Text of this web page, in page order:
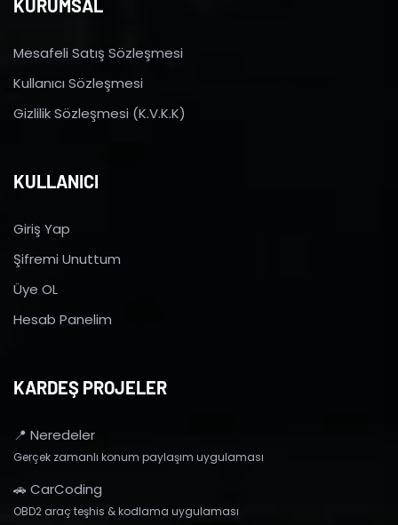
KURUMSAL
Mesafeli Satış Sözleşmesi
Kullanıcı Sözleşmesi
Gizlilik Sözleşmesi (K.V.K.K)
KULLANICI
Giriş Yap
Şifremi Unuttum
Üye OL
Hesab Panelim
KARDEŞ PROJELER
📍 Neredeler
Gerçek zamanlı konum paylaşım uygulaması
🚗 CarCoding
OBD2 araç teşhis & kodlama uygulaması